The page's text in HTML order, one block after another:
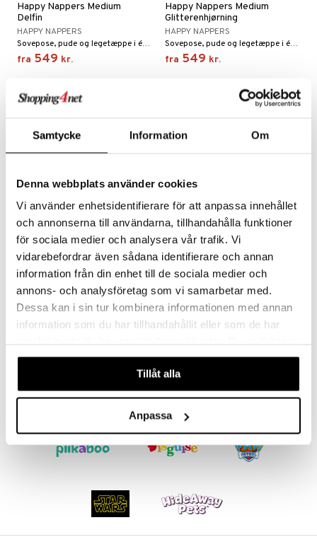
Samtycke Information Om
Denna webbplats använder cookies
Vi använder enhetsidentifierare för att anpassa innehållet
och annonserna till användarna, tillhandahålla funktioner
för sociala medier och analysera vår trafik. Vi
vidarebefordrar även sådana identifierare och annan
information från din enhet till de sociala medier och
annons- och analysföretag som vi samarbetar med.
Dessa kan i sin tur kombinera informationen med annan
information som du har tillhandahållit eller som de har
våra cookies vid fortsatt användande av vår webbplats.
Tillåt alla
Anpassa
Happy Nappers Medium
Delfin
HAPPY NAPPERS
Sovepose, pude og legetæppe i ét med nuttede motiver!
fra 549 kr.
Happy Nappers Medium
Glitterenhjørning
HAPPY NAPPERS
Sovepose, pude og legetæppe i ét med nuttede motiver!
fra 549 kr.
Happy Nappers Medium
Spækhugger
Sovepose, pude og legetæppe i ét med nuttede motiver!
fra499 kr.
Barn
LovePrinsesser
Gris
Potter
Kitty
Muh
Patrol
Bluey
Classic
Creator
Disney
Disney Princess
DUPLO
Friends
Minecraft
Ninjago
Speed Champions
Spidey